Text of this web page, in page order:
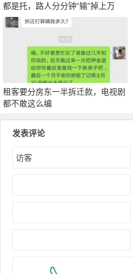
都是托，路人分分钟“输”掉上万
元！
租客要分房东一半拆迁款，电视剧
都不敢这么编
发表评论